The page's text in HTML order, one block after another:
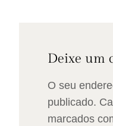
Deixe um
O seu
publicado.
marcados